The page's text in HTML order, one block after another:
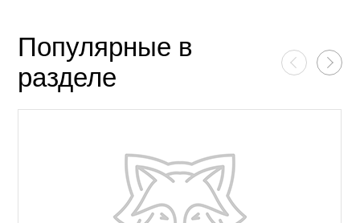
Популярные в
разделе